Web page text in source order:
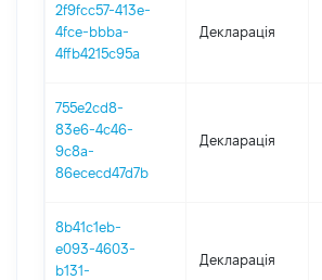
2f9fcc57-413e-
4fce-bbba-
4ffb4215c95a
Декларація
755e2cd8-
83e6-4c46-
9c8a-
86ececd47d7b
Декларація
8b41c1eb-
e093-4603-
b131-
Декларація